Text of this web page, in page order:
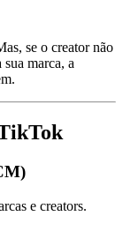
se o creator não
marca, a
e creators.